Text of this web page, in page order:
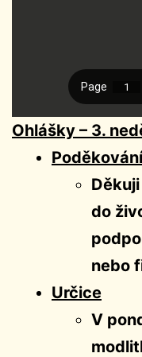
Ohlášky – 3.
Poděkování
do
nebo
Určice
V